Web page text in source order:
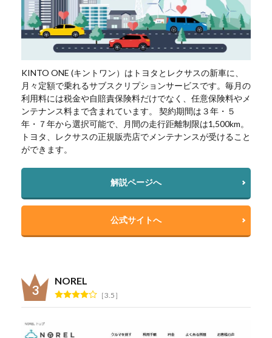
KINTO ONE (キントワン）はトヨタとレクサスの新車に、
月々定額で乗れるサブスクリプションサービスです。毎月の
利用料には税金や自賠責保険料だけでなく、任意保険料やメ
ンテナンス料まで含まれています。 契約期間は３年・５
年・７年から選択可能で、月間の走行距離制限は1,500km。
トヨタ、レクサスの正規販売店でメンテナンスが受けること
ができます。
解説ページへ
公式サイトへ
NOREL
3.5